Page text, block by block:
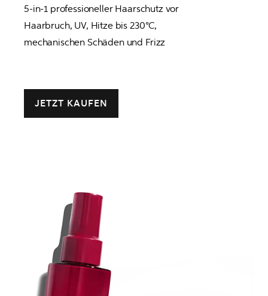
5-in-1 professioneller Haarschutz vor
Haarbruch, UV, Hitze bis 230°C,
mechanischen Schäden und Frizz
JETZT KAUFEN